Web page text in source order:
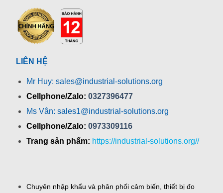
LIÊN HỆ
Mr Huy: sales@industrial-solutions.org
Cellphone/Zalo: 0327396477
Ms Vân: sales1@industrial-solutions.org
Cellphone/Zalo: 0973309116
Trang sản phẩm: https://industrial-solutions.org//
Chuyên nhập khẩu và phân phối cảm biến, thiết bị đo